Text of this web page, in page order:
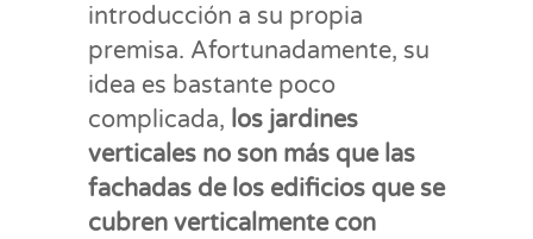
introducción a su propia
premisa. Afortunadamente, su
idea es bastante poco
complicada, los jardines
verticales no son más que las
fachadas de los edificios que se
cubren verticalmente con